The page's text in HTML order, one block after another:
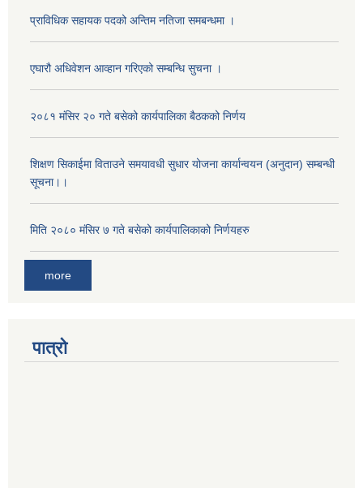
प्राविधिक सहायक पदको अन्तिम नतिजा समबन्धमा ।
एघारौ अधिवेशन आव्हान गरिएको सम्बन्धि सुचना ।
२०८१ मंसिर २० गते बसेको कार्यपालिका बैठकको निर्णय
शिक्षण सिकाईमा विताउने समयावधी सुधार योजना कार्यान्वयन (अनुदान) सम्बन्धी
सूचना।।
मिति २०८० मंसिर ७ गते बसेको कार्यपालिकाको निर्णयहरु
more
पात्रो